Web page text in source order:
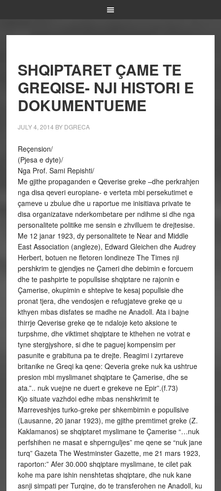
SHQIPTARET ÇAME TE
GREQISE- NJI HISTORI E
DOKUMENTUEME
JULY 4, 2014 BY DGRECA
Reçension/
(Pjesa e dyte)/
Nga Prof. Sami Repishti/
Me gjithe propaganden e Qeverise greke –dhe perkrahjen
nga disa qeveri europiane- e verteta mbi persekutimet e
çameve u zbulue dhe u raportue me inisitiava private te
disa organizatave nderkombetare per ndihme si dhe nga
personalitete politike me sensin e zhvilluem te drejtesise.
Me 12 janar 1923, dy personalitete te Near and Middle
East Association (angleze), Edward Gleichen dhe Audrey
Herbert, botuen ne fletoren londineze The Times nji
pershkrim te gjendjes ne Çameri dhe debimin e forcuem
dhe te pashpirte te popullsise shqiptare ne rajonin e
Çamerise, okupimin e shtepive te kesaj popullsie dhe
pronat tjera, dhe vendosjen e refugjateve greke qe u
kthyen mbas disfates se madhe ne Anadoll. Ata i bajne
thirrje Qeverise greke qe te ndaloje keto aksione te
turpshme, dhe viktimet shqiptare te kthehen ne votrat e
tyne stergjyshore, si dhe te paguej kompensim per
pasunite e grabituna pa te drejte. Reagimi i zyrtareve
britanike ne Greqi ka qene: Qeveria greke nuk ka ushtrue
presion mbi myslimanet shqiptare te Çamerise, dhe se
ata.”.. nuk vuejne ne duert e grekeve ne Epir”.(f.73)
Kjo situate vazhdoi edhe mbas nenshkrimit te
Marreveshjes turko-greke per shkembimin e popullsive
(Lausanne, 20 janar 1923), me gjithe premtimet greke (Z.
Kaklamanos) se shqiptaret myslimane te Çamerise “…nuk
perfshihen ne masat e shpernguljes” me qene se “nuk jane
turq” Gazeta The Westminster Gazette, me 21 mars 1923,
raporton:” Afer 30.000 shqiptare myslimane, te cilet pak
kohe ma pare ishin nenshtetas shqiptare, dhe nuk kane
asnji simpati per Turqine, do te transferohen ne Anadoll, ku